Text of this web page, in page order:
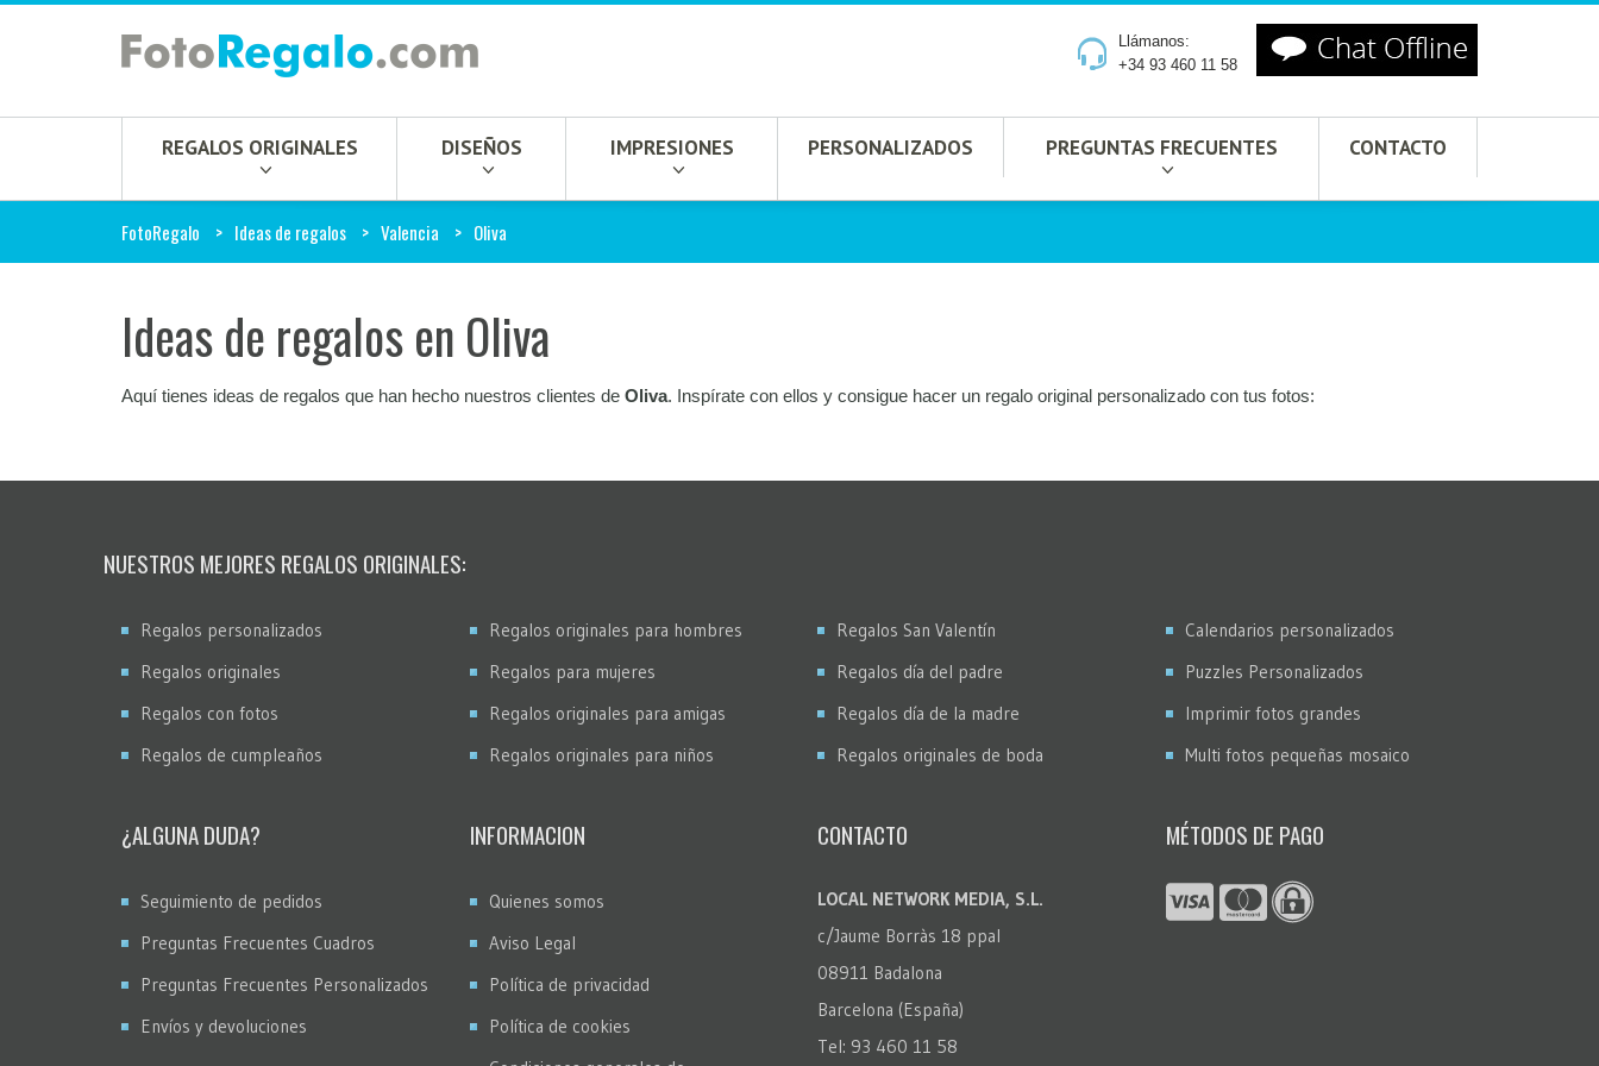
Llámanos:
+34 93 460 11 58
REGALOS ORIGINALES DISEÑOS IMPRESIONES PERSONALIZADOS PREGUNTAS FRECUENTES CONTACTO
FotoRegalo Ideas de regalos Valencia Oliva
Ideas de regalos en Oliva
Aquí tienes ideas de regalos que han hecho nuestros clientes de Oliva. Inspírate con ellos y consigue hacer un regalo original personalizado con tus fotos:
NUESTROS MEJORES REGALOS ORIGINALES:
Regalos personalizados
Regalos originales
Regalos con fotos
Regalos de cumpleaños
Regalos originales para hombres
Regalos para mujeres
Regalos originales para amigas
Regalos originales para niños
Regalos San Valentín
Regalos día del padre
Regalos día de la madre
Regalos originales de boda
Calendarios personalizados
Puzzles Personalizados
Imprimir fotos grandes
Multi fotos pequeñas mosaico
¿ALGUNA DUDA?
Seguimiento de pedidos
Preguntas Frecuentes Cuadros
Preguntas Frecuentes Personalizados
Envíos y devoluciones
INFORMACION
Quienes somos
Aviso Legal
Política de privacidad
Política de cookies
CONTACTO
LOCAL NETWORK MEDIA, S.L.
c/Jaume Borràs 18 ppal
08911 Badalona
Barcelona (España)
Tel: 93 460 11 58
MÉTODOS DE PAGO